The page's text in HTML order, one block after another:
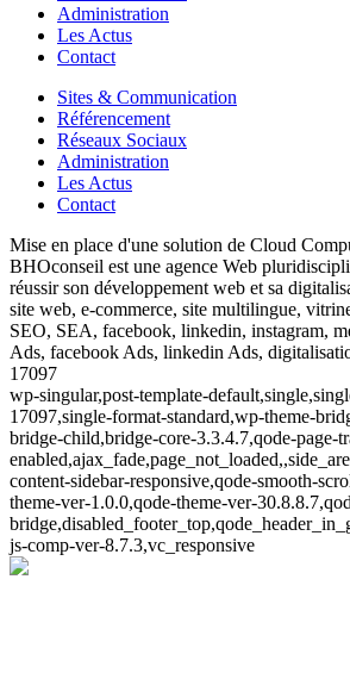
Administration
Les Actus
Contact
Sites & Communication
Référencement
Réseaux Sociaux
Administration
Les Actus
Contact
Mise en place d'une solution de Cloud
BHOconseil est une agence Web
réussir son développement web et sa
site web, e-commerce, site multilingue,
SEO, SEA, facebook, linkedin, instagram,
Ads, facebook Ads, linkedin Ads,
17097
wp-singular,post-template-
17097,single-format-standard,wp-theme-
bridge-child,bridge-core-3.3.4.7,qode-page-
content-sidebar-responsive,qode-smooth-
theme-ver-1.0.0,qode-theme-ver-
js-comp-ver-8.7.3,vc_responsive